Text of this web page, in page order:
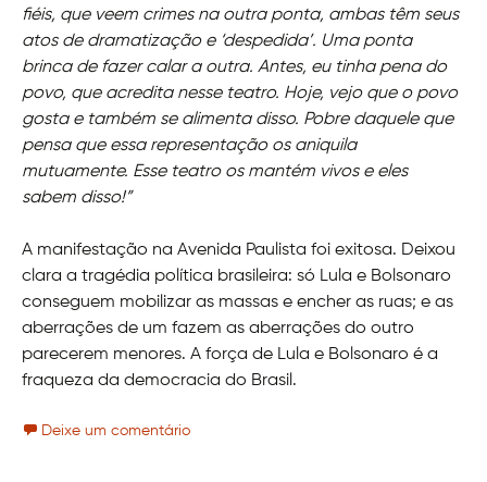
fiéis, que veem crimes na outra ponta, ambas têm seus
atos de dramatização e ‘despedida’. Uma ponta
brinca de fazer calar a outra. Antes, eu tinha pena do
povo, que acredita nesse teatro. Hoje, vejo que o povo
gosta e também se alimenta disso. Pobre daquele que
pensa que essa representação os aniquila
mutuamente. Esse teatro os mantém vivos e eles
sabem disso!”
A manifestação na Avenida Paulista foi exitosa. Deixou
clara a tragédia política brasileira: só Lula e Bolsonaro
conseguem mobilizar as massas e encher as ruas; e as
aberrações de um fazem as aberrações do outro
parecerem menores. A força de Lula e Bolsonaro é a
fraqueza da democracia do Brasil.
Deixe um comentário